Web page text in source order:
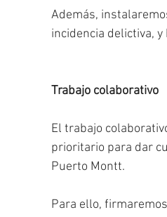
Además,
incidencia delictiva,
Trabajo colaborativo
El trabajo
prioritario para dar
Puerto Montt.
Para ello,